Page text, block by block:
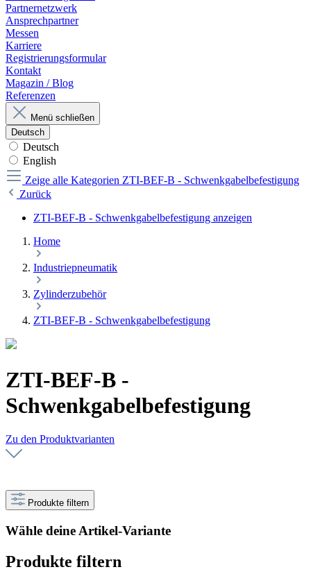
Partnernetzwerk
Ansprechpartner
Messen
Karriere
Registrierungsformular
Kontakt
Magazin / Blog
Referenzen
Menü schließen
Deutsch
Deutsch
English
Zeige alle Kategorien ZTI-BEF-B - Schwenkgabelbefestigung
Zurück
ZTI-BEF-B - Schwenkgabelbefestigung anzeigen
Home
Industriepneumatik
Zylinderzubehör
ZTI-BEF-B - Schwenkgabelbefestigung
ZTI-BEF-B -
Schwenkgabelbefestigung
Zu den Produktvarianten
Produkte filtern
Wähle deine Artikel-Variante
Produkte filtern